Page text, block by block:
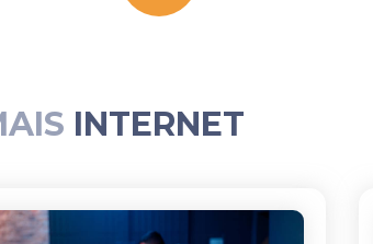
INTERNET